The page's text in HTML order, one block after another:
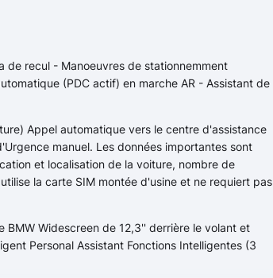
de recul - Manoeuvres de stationnemment
(PDC actif) en marche AR - Assistant de
Appel automatique vers le centre d'assistance
manuel. Les données importantes sont
et localisation de la voiture, nombre de
la carte SIM montée d'usine et ne requiert pas
BMW Widescreen de 12,3'' derrière le volant et
Personal Assistant Fonctions Intelligentes (3